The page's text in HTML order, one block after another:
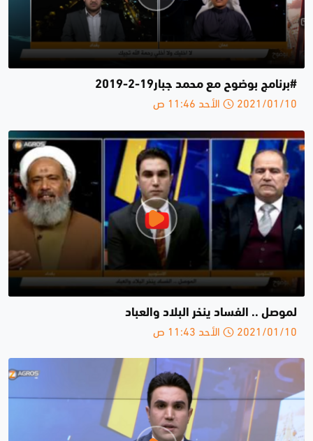
#برنامج بوضوح مع محمد جبار19-2-2019
2021/01/10 الأحد 11:46 ص
لموصل .. الفساد ينخر البلاد والعباد
2021/01/10 الأحد 11:43 ص